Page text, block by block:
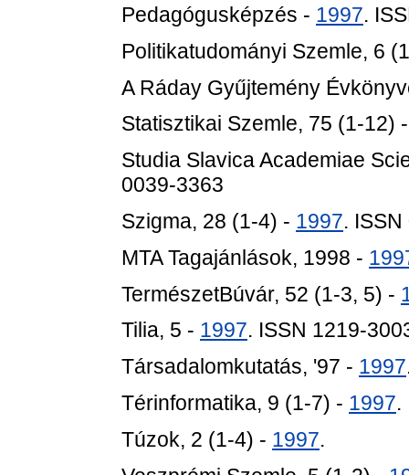
Pedagógusképzés - 1997.
Politikatudományi Szemle, 6
A Ráday Gyűjtemény
Statisztikai Szemle, 75 (1-12)
Studia Slavica Academiae
0039-3363
Szigma, 28 (1-4) - 1997.
MTA Tagajánlások, 1998 -
TermészetBúvár, 52 (1-3, 5) -
Tilia, 5 - 1997. ISSN 1219-
Társadalomkutatás, '97 - 1997
Térinformatika, 9 (1-7) - 1997.
Túzok, 2 (1-4) - 1997.